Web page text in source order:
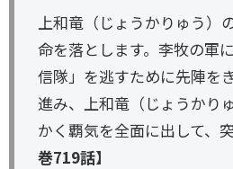
上和竜（じょうかりゅう）
命を落とします。李牧の軍
信隊」を逃すために先陣を
進み、上和竜（じょうかり
かく覇気を全面に出して、
巻719話】